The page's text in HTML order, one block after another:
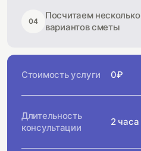
04
Посчитаем несколько
вариантов сметы
Стоимость услуги 0₽
Длительность
консультации
2 часа